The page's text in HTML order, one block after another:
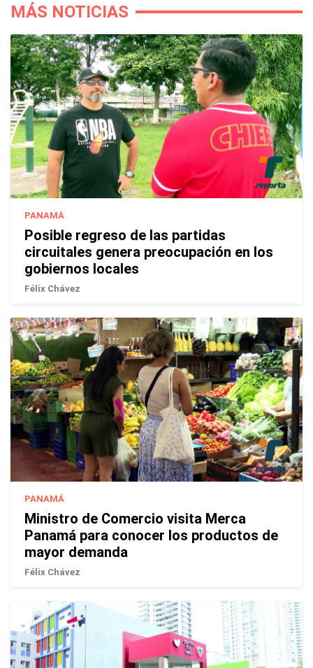
MÁS NOTICIAS
PANAMÁ
Posible regreso de las partidas
circuitales genera preocupación en los
gobiernos locales
Félix Chávez
PANAMÁ
Ministro de Comercio visita Merca
Panamá para conocer los productos de
mayor demanda
Félix Chávez